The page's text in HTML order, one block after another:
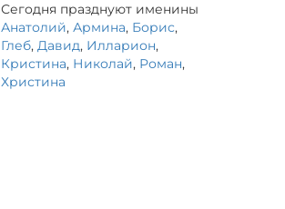
Сегодня празднуют именины
Анатолий, Армина, Борис,
Глеб, Давид, Илларион,
Кристина, Николай, Роман,
Христина